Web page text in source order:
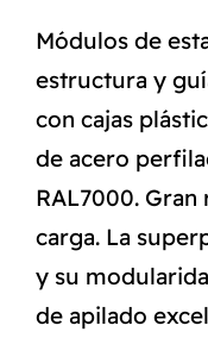
Módulos de
estructura y
con cajas
de acero
RAL7000. Gran
carga. La
y su
de apilado